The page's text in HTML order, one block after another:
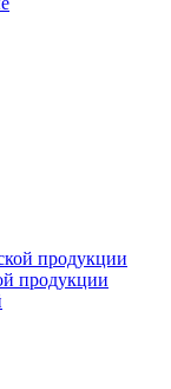
продукции